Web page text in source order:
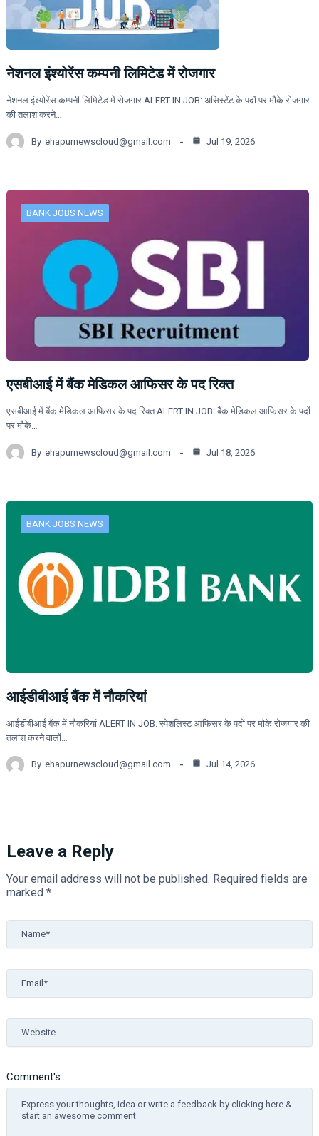
नेशनल इंश्योरेंस कम्पनी लिमिटेड में रोजगार
नेशनल इंश्योरेंस कम्पनी लिमिटेड में रोजगार ALERT IN JOB: असिस्टेंट के पदों पर मौके रोजगार
की तलाश करने…
By ehapurnewscloud@gmail.com Jul 19, 2026
BANK JOBS NEWS
एसबीआई में बैंक मेडिकल आफिसर के पद रिक्त
एसबीआई में बैंक मेडिकल आफिसर के पद रिक्त ALERT IN JOB: बैंक मेडिकल आफिसर के पदों
पर मौके…
By ehapurnewscloud@gmail.com Jul 18, 2026
BANK JOBS NEWS
आईडीबीआई बैंक में नौकरियां
आईडीबीआई बैंक में नौकरियां ALERT IN JOB: स्पेशलिस्ट आफिसर के पदों पर मौके रोजगार की
तलाश करने वालों…
By ehapurnewscloud@gmail.com Jul 14, 2026
Leave a Reply
Your email address will not be published. Required fields are
marked *
Comment's
Name*
Email*
Website